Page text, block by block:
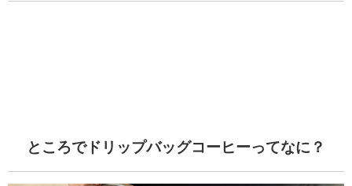
ところでドリップバッグコーヒーってなに？